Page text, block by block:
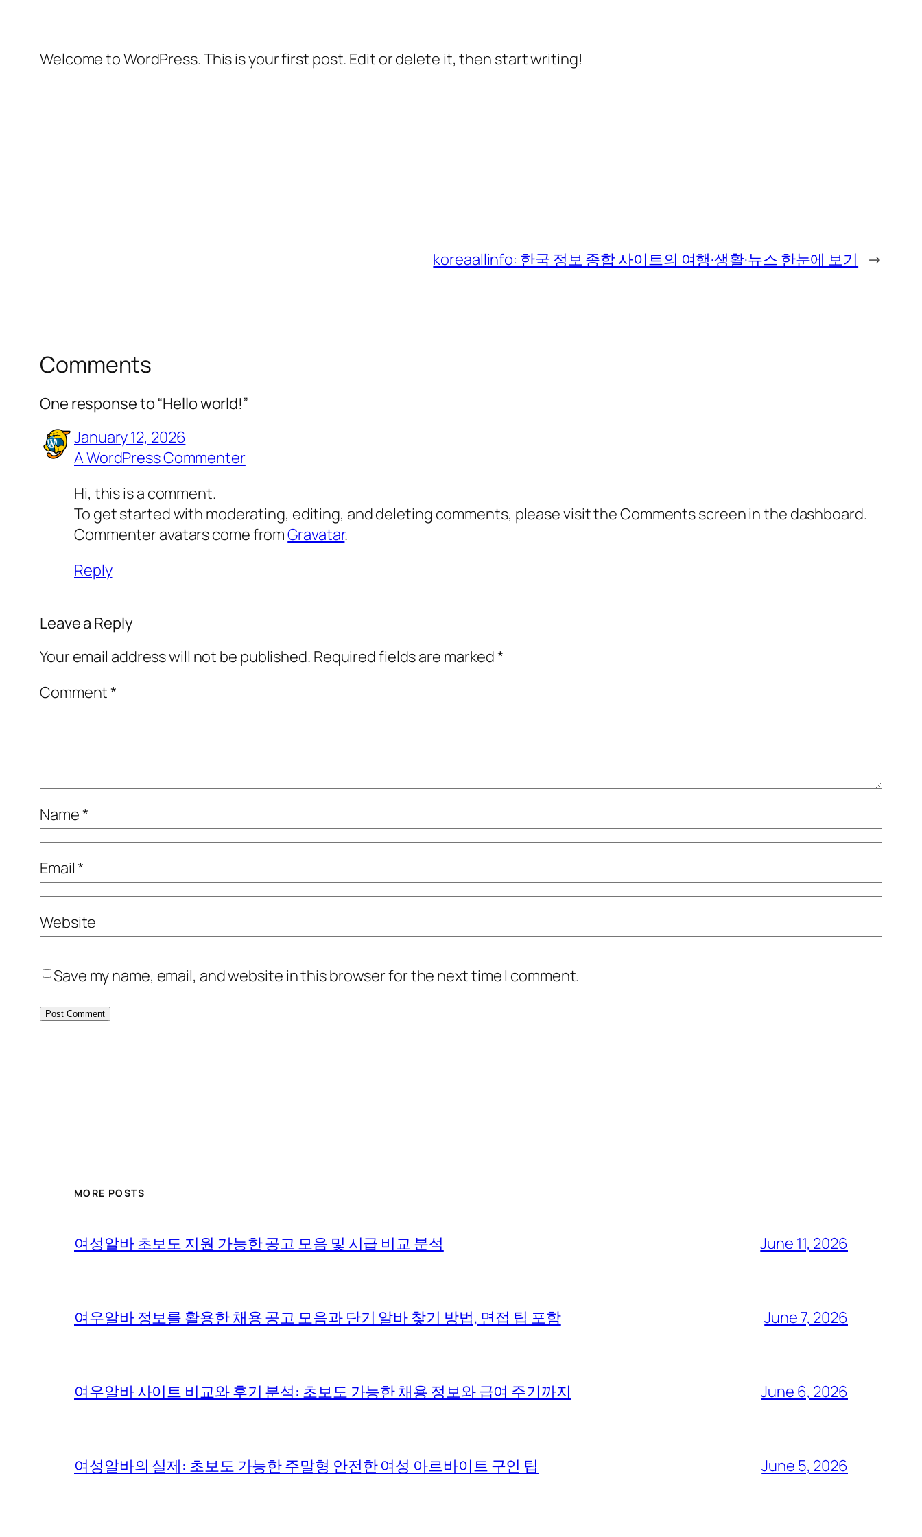
Welcome to WordPress. This is your first post. Edit or delete it, then start writing!
koreaallinfo: 한국 정보 종합 사이트의 여행·생활·뉴스 한눈에 보기 →
Comments
One response to “Hello world!”
January 12, 2026
A WordPress Commenter
Hi, this is a comment.
To get started with moderating, editing, and deleting comments, please visit the Comments screen in the dashboard.
Commenter avatars come fromGravatar.
Reply
Leave a Reply
Your email address will not be published. Required fields are marked*
Comment*
Name*
Email*
Website
Save my name, email, and website in this browser for the next time I comment.
MORE POSTS
여성알바 초보도 지원 가능한 공고 모음 및 시급 비교 분석 June 11, 2026
여우알바 정보를 활용한 채용 공고 모음과 단기 알바 찾기 방법, 면접 팁 포함 June 7, 2026
여우알바 사이트 비교와 후기 분석: 초보도 가능한 채용 정보와 급여 주기까지 June 6, 2026
여성알바의 실제: 초보도 가능한 주말형 안전한 여성 아르바이트 구인 팁 June 5, 2026